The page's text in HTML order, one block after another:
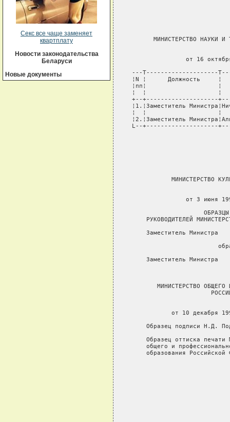
Секс все чаще заменяет
квартплату
Новости законодательства
Беларуси
Новые документы
МИНИСТЕРСТВО НАУКИ И
от 16
---T--------------------
¦N ¦      Должность     ¦
¦пп¦                    ¦
¦  ¦                    ¦
+--+--------------------
¦1.¦Заместитель
¦  ¦                    ¦
¦2.¦Заместитель
L--+--------------------
МИНИСТЕРСТВО
от 3 июня
РУКОВОДИТЕЛЕЙ
Заместитель Министра
Заместитель Министра
МИНИСТЕРСТВО ОБЩЕГО
от 10 декабря
Образец подписи Н.Д.
Образец оттиска печати
общего и
образования Российской